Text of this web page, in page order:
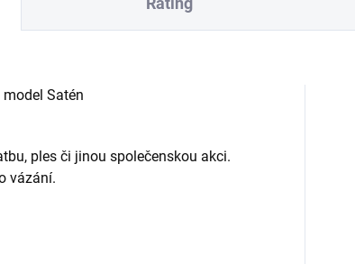
model Satén
ples či jinou společenskou akci.
vázání.